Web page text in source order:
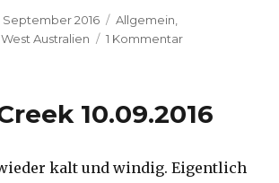
September 2016 Kategorien
Allgemein
,West Australien 1 Kommentarzu
10.09.2016
kalt und windig. Eigentlich